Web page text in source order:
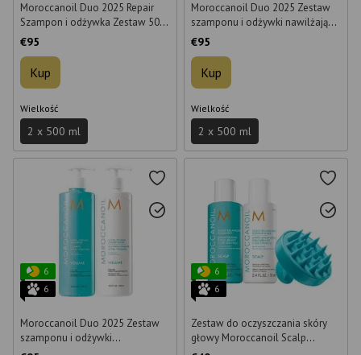
Moroccanoil Duo 2025 Repair
Szampon i odżywka Zestaw 500
ml
€95
Kup
Wielkość
2 x 500 ml
Moroccanoil Duo 2025 Zestaw
szamponu i odżywki nawilżającej
500 ml
€95
Kup
Wielkość
2 x 500 ml
6
6
Moroccanoil Duo 2025 Zestaw
szamponu i odżywki
zwiększającej objętość 500 ml
6
6
Zestaw do oczyszczania skóry
głowy Moroccanoil Scalp
Discovery